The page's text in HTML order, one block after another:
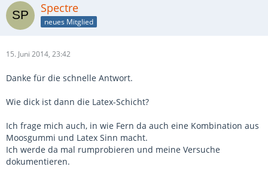
Spectre
neues Mitglied
15. Juni 2014, 23:42
Danke für die schnelle Antwort.
Wie dick ist dann die Latex-Schicht?
Ich frage mich auch, in wie Fern da auch eine Kombination aus
Moosgummi und Latex Sinn macht.
Ich werde da mal rumprobieren und meine Versuche
dokumentieren.